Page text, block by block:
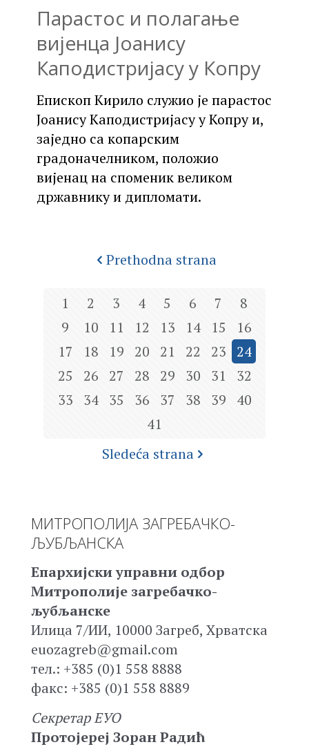
Парастос и полагање
вијенца Јоанису
Каподистријасу у Копру
Епископ Кирило служио је парастос
Јоанису Каподистријасу у Копру и,
заједно са копарским
градоначелником, положио
вијенац на споменик великом
државнику и дипломати.
Prethodna strana
1 2 3 4 5 6 7
8
9
10 11 12 13 14 15
16
17
18 19 20 21 22 23
24
25
26 27 28 29 30 31
32
33
34 35 36 37 38 39
40
41
Sledeća strana
МИТРОПОЛИЈА ЗАГРЕБАЧКО-
ЉУБЉАНСКА
Епархијски управни одбор
Митрополије загребачко-
љубљанске
Илица 7/ИИ, 10000 Загреб, Хрватска
euozagreb@gmail.com
тел.: +385 (0)1 558 8888
факс: +385 (0)1 558 8889
Секретар ЕУО
Протојереј Зоран Радић